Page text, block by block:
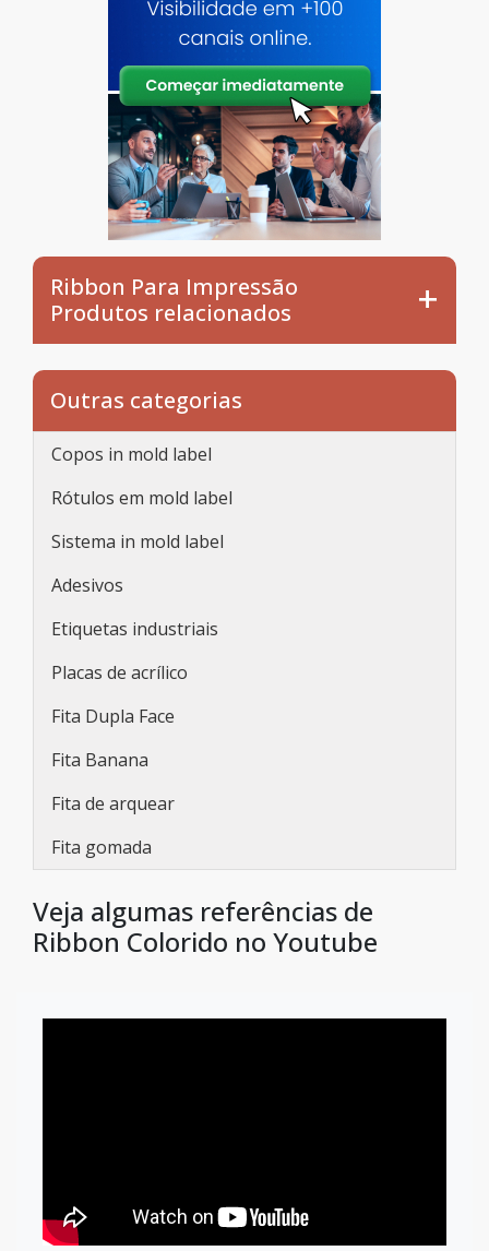
Ribbon Para Impressão
Produtos relacionados
Outras categorias
Copos in mold label
Rótulos em mold label
Sistema in mold label
Adesivos
Etiquetas industriais
Placas de acrílico
Fita Dupla Face
Fita Banana
Fita de arquear
Fita gomada
Veja algumas referências de
Ribbon Colorido no Youtube